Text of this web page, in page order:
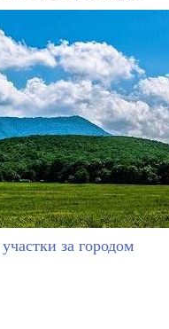
за городом